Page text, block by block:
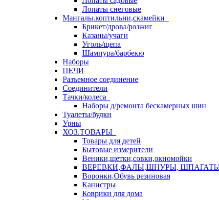
Лопаты снеговые
Мангалы.коптильни,скамейки
Брикет/дрова/розжиг
Казаны/учаги
Уголь/щепа
Шампура/барбекю
Наборы
ПЕЧИ
Разъемное соединение
Соединители
Тачки/колеса
Наборы д/ремонта бескамерных шин
Туалеты/будки
Урны
ХОЗ.ТОВАРЫ
Товары для детей
Бытовые измерители
Веники,щетки,совки,окномойки
ВЕРЕВКИ,ФАЛЫ,ШНУРЫ,
Воронки,Обувь резиновая
Канистры
Коврики для дома